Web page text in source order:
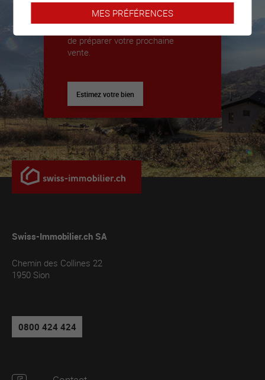
Nous déléguerons un expert pour
de préparer votre prochaine
vente.
Estimez votre bien
Swiss-Immobilier.ch SA
Chemin des Collines 22
1950 Sion
0800 424 424
MES PRÉFÉRENCES